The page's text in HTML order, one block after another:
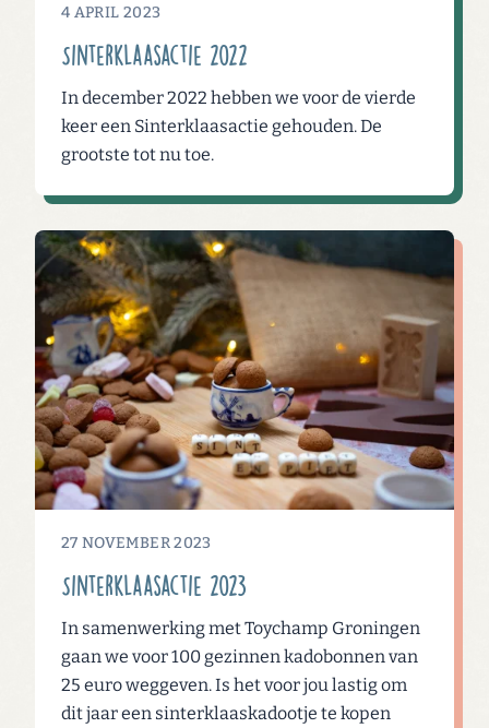
4 APRIL 2023
Sinterklaasactie 2022
In december 2022 hebben we voor de vierde
keer een Sinterklaasactie gehouden. De
grootste tot nu toe.
27 NOVEMBER 2023
Sinterklaasactie 2023
In samenwerking met Toychamp Groningen
gaan we voor 100 gezinnen kadobonnen van
25 euro weggeven. Is het voor jou lastig om
dit jaar een sinterklaaskadootje te kopen